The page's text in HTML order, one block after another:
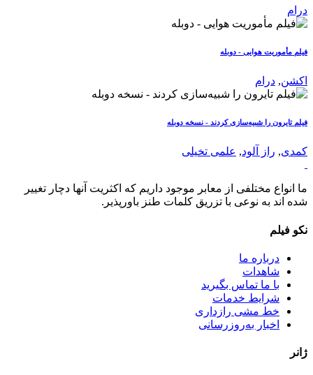
درام
فیلم مأموریت هوایی - دوبله
اکشن, درام
فیلم تایرون را شبیه‌سازی کردند - نسخه دوبله
کمدی, راز آلود, علمی تخیلی
ما انواع مختلفی از معابر موجود داریم که اکثریت آنها دچار تغییر
شده اند به نوعی با تزریق کلمات طنز باورپذیر.
نکو فیلم
درباره ما
شاهدات
با ما تماس بگیرید
شرایط خدمات
خط مشی رازداری
اخبار به‌روزرسانی
ژانر